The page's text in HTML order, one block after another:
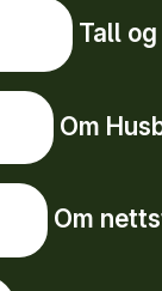
Tall
Om
Om